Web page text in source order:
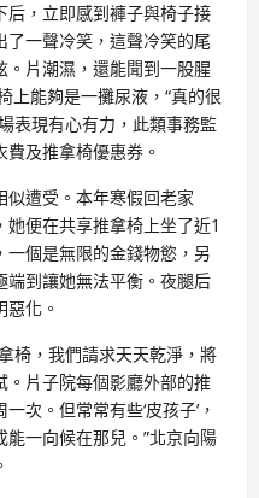
后，立即感到褲子與椅子接
一聲冷笑，這聲冷笑的尾
。片潮濕，還能聞到一股腥
上能夠是一攤尿液，“真的很
表現有心有力，此類事務監
及推拿椅優惠券。
似遭受。本年寒假回老家
便在共享推拿椅上坐了近1
個是無限的金錢物慾，另
端到讓她無法平衡。夜腿后
化。
椅，我們請求天天乾淨，將
片子院每個影廳外部的推
次。但常常有些‘皮孩子’，
一向候在那兒。”北京向陽